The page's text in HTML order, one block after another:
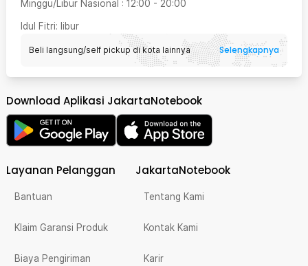
Minggu/Libur Nasional : 12:00 - 20:00
Idul Fitri: libur
Beli langsung/self pickup di kota lainnya Selengkapnya
Download Aplikasi JakartaNotebook
Layanan Pelanggan
Bantuan
Klaim Garansi Produk
Biaya Pengiriman
JakartaNotebook
Tentang Kami
Kontak Kami
Karir